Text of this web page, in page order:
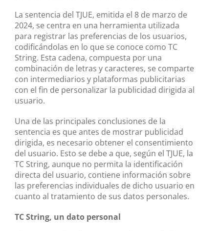
La sentencia del TJUE, emitida el 8 de marzo de
2024, se centra en una herramienta utilizada
para registrar las preferencias de los usuarios,
codificándolas en lo que se conoce como TC
String. Esta cadena, compuesta por una
combinación de letras y caracteres, se comparte
con intermediarios y plataformas publicitarias
con el fin de personalizar la publicidad dirigida al
usuario.
Una de las principales conclusiones de la
sentencia es que antes de mostrar publicidad
dirigida, es necesario obtener el consentimiento
del usuario. Esto se debe a que, según el TJUE, la
TC String, aunque no permita la identificación
directa del usuario, contiene información sobre
las preferencias individuales de dicho usuario en
cuanto al tratamiento de sus datos personales.
TC String, un dato personal